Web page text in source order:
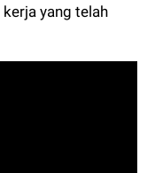
yang telah